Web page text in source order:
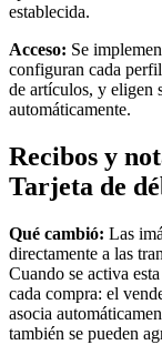
Ofertas de
No hay artículos
Ver carrito
Historial de
establecida.
Acceso: Se
configuran cada
de artículos, y eligen
automáticamente.
Recibos y
Tarjeta de
Qué cambió: Las
directamente a las
Cuando se activa
cada compra: el
asocia
también se pueden